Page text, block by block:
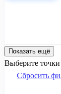
Показать ещё
Выберите
Сбросить